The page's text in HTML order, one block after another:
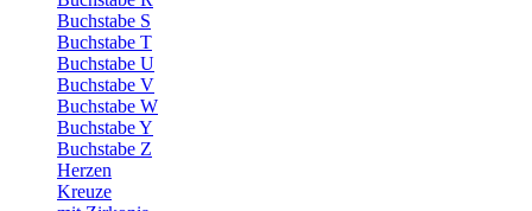
Buchstabe S
Buchstabe T
Buchstabe U
Buchstabe V
Buchstabe W
Buchstabe Y
Buchstabe Z
Herzen
Kreuze